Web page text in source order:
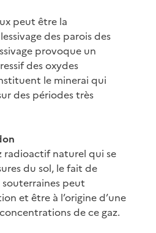
peut être la
des parois des
provoque un
des oxydes
le minerai qui
des périodes très
radioactif naturel qui se
du sol, le fait de
peut
et être à l’origine d’une
de ce gaz.